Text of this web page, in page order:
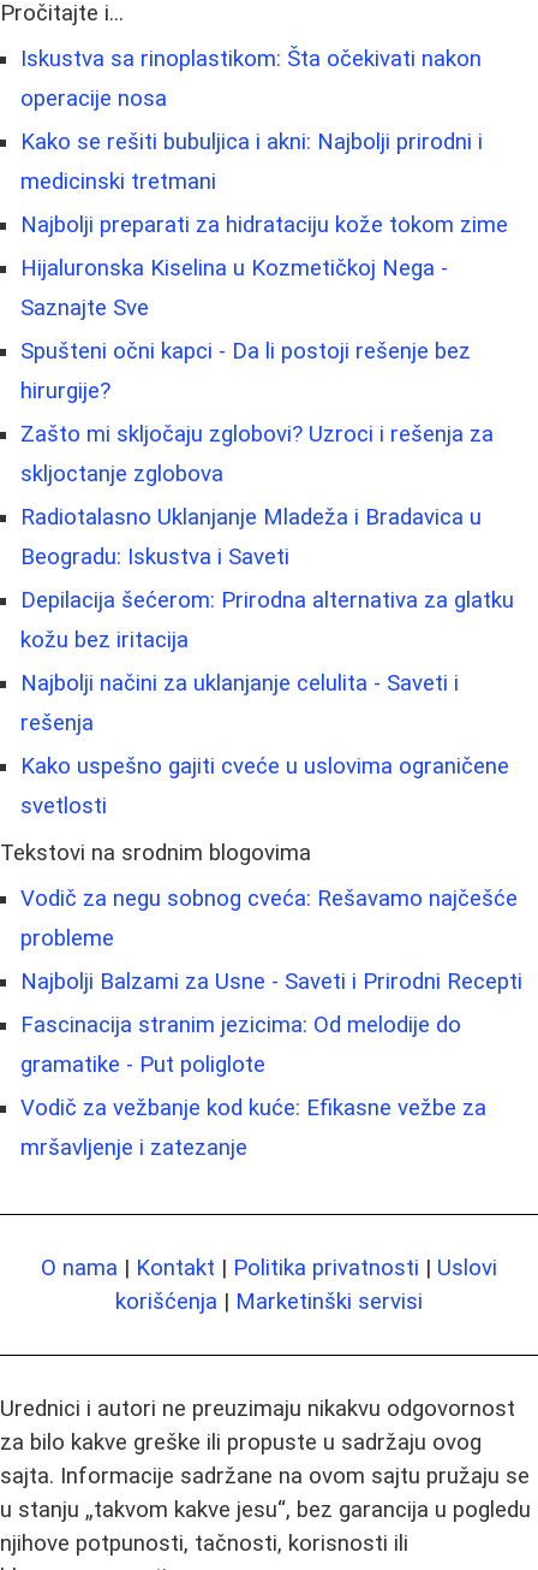
Pročitajte i...
Iskustva sa rinoplastikom: Šta očekivati nakon
operacije nosa
Kako se rešiti bubuljica i akni: Najbolji prirodni i
medicinski tretmani
Najbolji preparati za hidrataciju kože tokom zime
Hijaluronska Kiselina u Kozmetičkoj Nega -
Saznajte Sve
Spušteni očni kapci - Da li postoji rešenje bez
hirurgije?
Zašto mi skljočaju zglobovi? Uzroci i rešenja za
skljoctanje zglobova
Radiotalasno Uklanjanje Mladeža i Bradavica u
Beogradu: Iskustva i Saveti
Depilacija šećerom: Prirodna alternativa za glatku
kožu bez iritacija
Najbolji načini za uklanjanje celulita - Saveti i
rešenja
Kako uspešno gajiti cveće u uslovima ograničene
svetlosti
Tekstovi na srodnim blogovima
Vodič za negu sobnog cveća: Rešavamo najčešće
probleme
Najbolji Balzami za Usne - Saveti i Prirodni Recepti
Fascinacija stranim jezicima: Od melodije do
gramatike - Put poliglote
Vodič za vežbanje kod kuće: Efikasne vežbe za
mršavljenje i zatezanje
O nama | Kontakt | Politika privatnosti | Uslovi
korišćenja | Marketinški servisi
Urednici i autori ne preuzimaju nikakvu odgovornost
za bilo kakve greške ili propuste u sadržaju ovog
sajta. Informacije sadržane na ovom sajtu pružaju se
u stanju „takvom kakve jesu“, bez garancija u pogledu
njihove potpunosti, tačnosti, korisnosti ili